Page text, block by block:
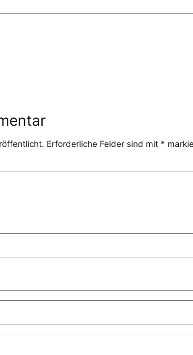
Erforderliche Felder sind mit *